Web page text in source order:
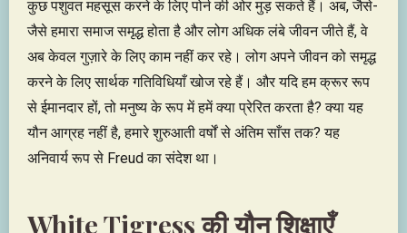
कुछ पशुवत महसूस करने के लिए पोर्न की ओर मुड़ सकते हैं। अब, जैसे-
जैसे हमारा समाज समृद्ध होता है और लोग अधिक लंबे जीवन जीते हैं, वे
अब केवल गुज़ारे के लिए काम नहीं कर रहे। लोग अपने जीवन को समृद्ध
करने के लिए सार्थक गतिविधियाँ खोज रहे हैं। और यदि हम क्रूर रूप
से ईमानदार हों, तो मनुष्य के रूप में हमें क्या प्रेरित करता है? क्या यह
यौन आग्रह नहीं है, हमारे शुरुआती वर्षों से अंतिम साँस तक? यह
अनिवार्य रूप से Freud का संदेश था।
White Tigress की यौन शिक्षाएँ